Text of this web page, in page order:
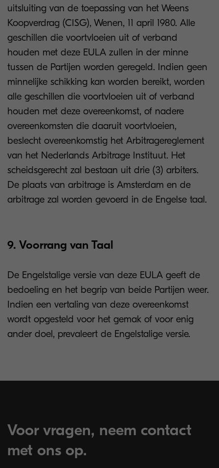
uitsluiting van de toepassing van het Weens
Koopverdrag (CISG), Wenen, 11 april 1980. Alle
geschillen die voortvloeien uit of verband
houden met deze EULA zullen in der minne
tussen de Partijen worden geregeld. Indien geen
minnelijke schikking kan worden bereikt, worden
alle geschillen die voortvloeien uit of verband
houden met deze overeenkomst, of nadere
overeenkomsten die daaruit voortvloeien,
beslecht overeenkomstig het Arbitragereglement
van het Nederlands Arbitrage Instituut. Het
scheidsgerecht zal bestaan uit drie (3) arbiters.
De plaats van arbitrage is Amsterdam en de
arbitrage zal worden gevoerd in de Engelse taal.
9. Voorrang van Taal
De Engelstalige versie van deze EULA geeft de
bedoeling en het begrip van beide Partijen weer.
Indien een vertaling van deze overeenkomst
wordt opgesteld voor het gemak of voor enig
ander doel, prevaleert de Engelstalige versie.
Voor vragen, neem contact
met ons op.